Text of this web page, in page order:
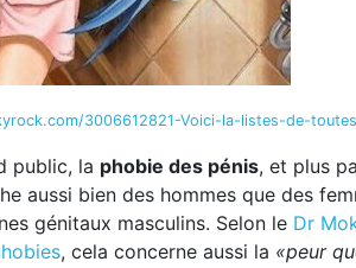
3006612821-Voici-la-listes-de-
public, la phobie des pénis, et plus
aussi bien des hommes que des
génitaux masculins. Selon le Dr
, cela concerne aussi la «peur